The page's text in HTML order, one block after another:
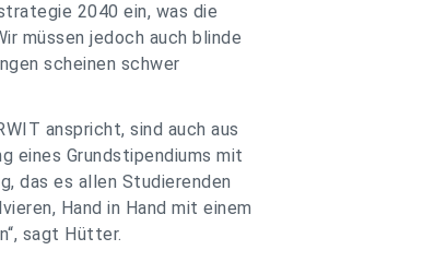
2040 ein, was die
müssen jedoch auch blinde
scheinen schwer
anspricht, sind auch aus
eines Grundstipendiums mit
das es allen Studierenden
Hand in Hand mit einem
sagt Hütter.